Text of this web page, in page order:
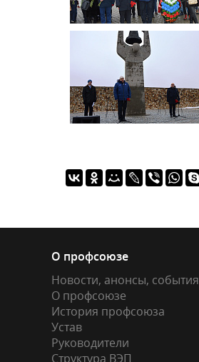
О профсоюзе
Новости, анонсы, события
О профсоюзе
История профсоюза
Устав
Руководители
Структура ВЭП